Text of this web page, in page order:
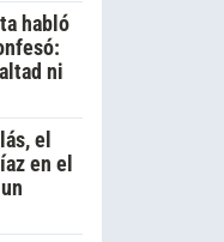
habló
ni
el
en el